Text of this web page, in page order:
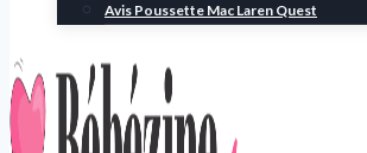
Avis Poussette Mac Laren Quest